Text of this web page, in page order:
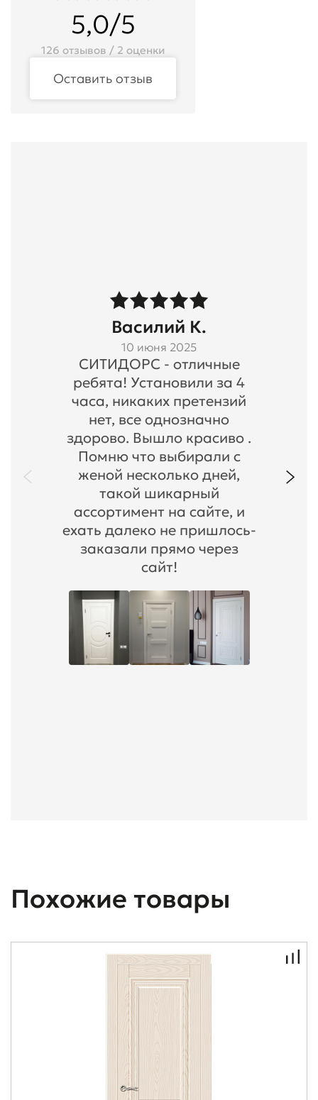
5,0/5
126 отзывов / 2 оценки
Оставить отзыв
Василий К.
10 июня 2025
СИТИДОРС - отличные
ребята! Установили за 4
часа, никаких претензий
нет, все однозначно
здорово. Вышло красиво .
Помню что выбирали с
женой несколько дней,
такой шикарный
ассортимент на сайте, и
ехать далеко не пришлось-
заказали прямо через
сайт!
Похожие товары